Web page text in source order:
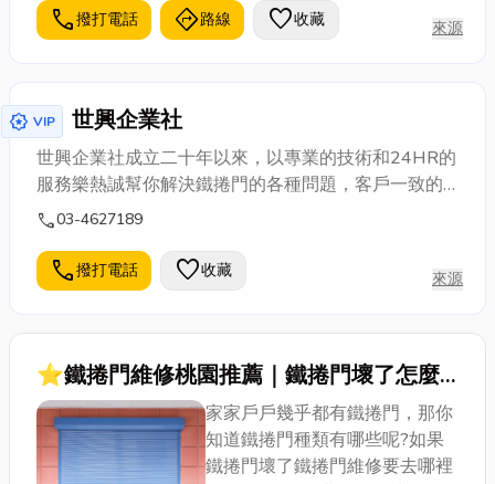
call撥打電話 directions路線 favorite收藏 來源
award_star VIP 世興企業社
世興企業社成立二十年以來，以專業的技術和24HR的
服務樂熱誠幫你解決鐵捲門的各種問題，客戶一致的
好口碑，只要一通電話，本公司的服務包你滿意!!
call03-4627189
call撥打電話 favorite收藏 來源
⭐鐵捲門維修桃園推薦｜鐵捲門壞了怎麼
辦？維修保養全攻略！家家戶戶幾乎都有鐵捲門，那你
知道鐵捲門種類有哪些呢?如果
鐵捲門壞了鐵捲門維修要去哪裡